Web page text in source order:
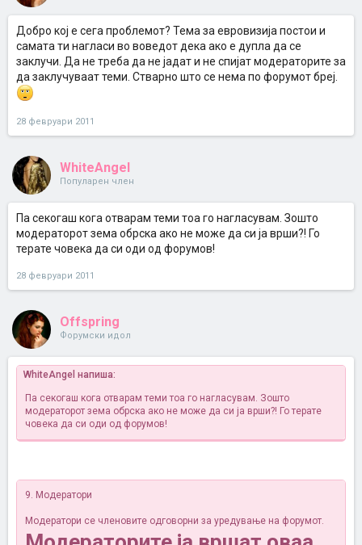
Добро кој е сега проблемот? Тема за евровизија постои и
самата ти нагласи во воведот дека ако е дупла да се
заклучи. Да не треба да не јадат и не спијат модераторите за
да заклучуваат теми. Стварно што се нема по форумот бреј.
28 февруари 2011
WhiteAngel
Популарен член
Па секогаш кога отварам теми тоа го нагласувам. Зошто
модераторот зема обрска ако не може да си ја врши?! Го
терате човека да си оди од форумов!
28 февруари 2011
Offspring
Форумски идол
WhiteAngel напиша:
Па секогаш кога отварам теми тоа го нагласувам. Зошто
модераторот зема обрска ако не може да си ја врши?! Го терате
човека да си оди од форумов!
9. Модератори
Модератори се членовите одговорни за уредување на форумот.